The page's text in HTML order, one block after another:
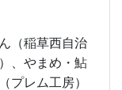
（稲草西自治
、やまめ・鮎
プレム工房）